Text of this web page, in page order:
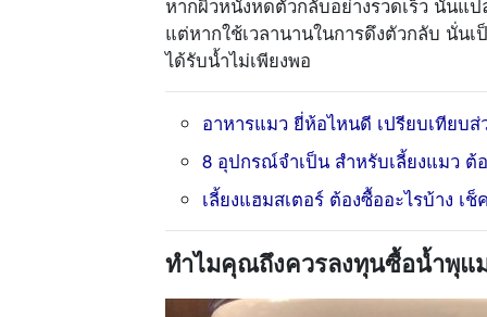
แต่หากใช้เวลานานในการดึงตัวกลับ นั่
ได้รับน้ำไม่เพียงพอ
อาหารแมว ยี่ห้อไหนดี เปรียบเทียบ
8 อุปกรณ์จำเป็น สำหรับเลี้ยงแมว ต้
เลี้ยงแฮมสเตอร์ ต้องซื้ออะไรบ้าง เ
ทำไมคุณถึงควรลงทุนซื้อน้ำพุแ